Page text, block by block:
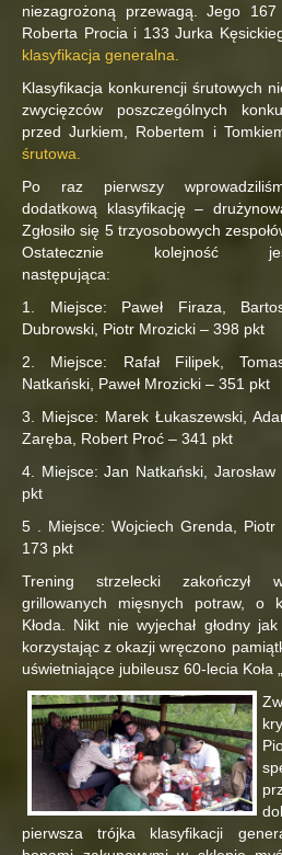
niezagrożoną przewagą. Jego
Roberta Procia i 133 Jurka
klasyfikacja generalna.
Klasyfikacja konkurencji śrutowych
zwycięzców poszczególnych
przed Jurkiem, Robertem i
śrutowa.
Po raz pierwszy
dodatkową klasyfikację –
Zgłosiło się 5 trzyosobowych
Ostatecznie kolejność
następująca:
1. Miejsce: Paweł Firaza,
Dubrowski, Piotr Mrozicki – 398 pkt
2. Miejsce: Rafał Filipek,
Natkański, Paweł Mrozicki – 351 pkt
3. Miejsce: Marek Łukaszewski,
Zaręba, Robert Proć – 341 pkt
4. Miejsce: Jan Natkański,
pkt
5 . Miejsce: Wojciech Grenda, Piotr
173 pkt
Trening strzelecki zakończył
grillowanych mięsnych potraw, o
Kłoda. Nikt nie wyjechał głodny
korzystając z okazji wręczono
uświetniające jubileusz 60-lecia Koła
pierwsza trójka klasyfikacji